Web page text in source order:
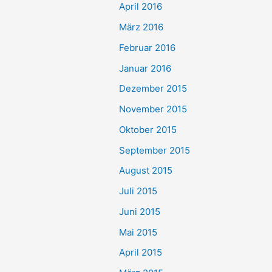
April 2016
März 2016
Februar 2016
Januar 2016
Dezember 2015
November 2015
Oktober 2015
September 2015
August 2015
Juli 2015
Juni 2015
Mai 2015
April 2015